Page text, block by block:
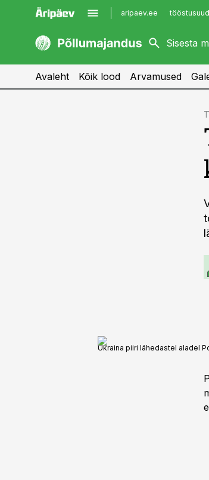
aripaev.ee
kaubandus.ee
kinnisvarauudised.ee
Avaleht Kõik lood Arvamused
Ukraina piiri lähedastel aladel